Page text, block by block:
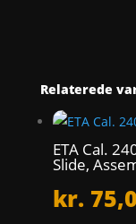
Relaterede
ETA Cal.
Slide,
kr.